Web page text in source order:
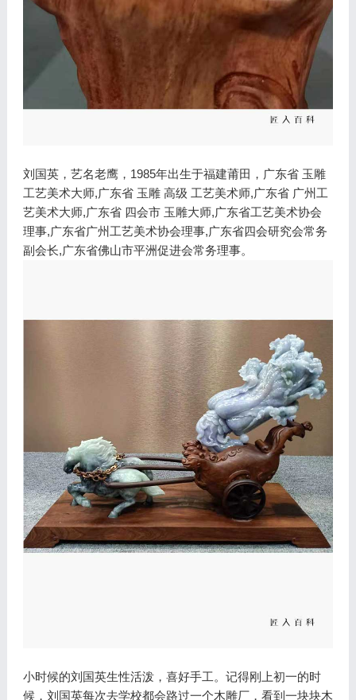
刘国英，艺名老鹰，1985年出生于福建莆田，广东省 玉雕
工艺美术大师,广东省 玉雕 高级 工艺美术师,广东省 广州工
艺美术大师,广东省 四会市 玉雕大师,广东省工艺美术协会
理事,广东省广州工艺美术协会理事,广东省四会研究会常务
副会长,广东省佛山市平洲促进会常务理事。
小时候的刘国英生性活泼，喜好手工。记得刚上初一的时
候，刘国英每次去学校都会路过一个木雕厂，看到一块块木